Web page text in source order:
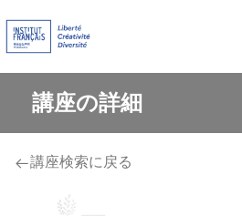
講座の詳細
講座検索に戻る